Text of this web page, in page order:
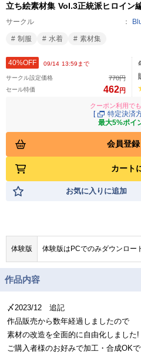
立ち絵素材集 Vol.3正統派ヒロイン
サークル
制服 水着 素材集
40%OFF 09/14 13:59まで
サークル設定価格 770円
セール特価 462円
クーポン利用で
[ 特定決済
最大5%ポイ
会員登
カート
お気に入りに追加
体験版 体験版はPCでのみダウンロー
作品内容
〆2023/12 追記
作品販売から数年経過しましたので
素材の改造を全面的に自由化しました!
ご購入者様のお好みで加工・合成OK